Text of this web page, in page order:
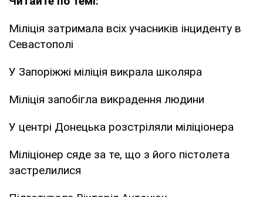
Міліція затримала всіх учасників інциденту в
Севастополі
У Запоріжжі міліція викрала школяра
Міліція запобігла викрадення людини
У центрі Донецька розстріляли міліціонера
Міліціонер сяде за те, що з його пістолета
застрелилися